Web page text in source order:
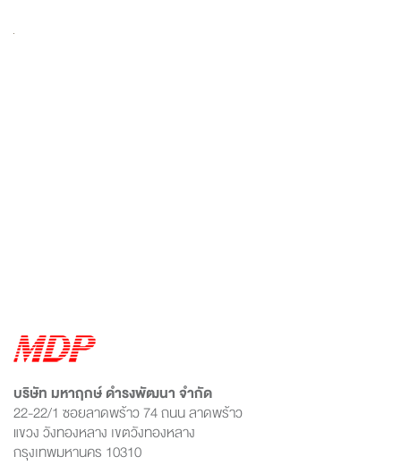
บริษัท มหาฤกษ์ ดำรงพัฒนา จำกัด
22-22/1 ซอยลาดพร้าว 74 ถนน ลาดพร้าว
แขวง วังทองหลาง เขตวังทองหลาง
กรุงเทพมหานคร 10310